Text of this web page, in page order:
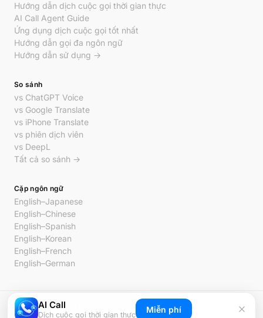
Hướng dẫn dịch cuộc gọi thời gian thực
AI Call Agent Guide
Ứng dụng dịch cuộc gọi tốt nhất
Hướng dẫn gọi đa ngôn ngữ
Hướng dẫn sử dụng →
So sánh
vs ChatGPT Voice
vs Google Translate
vs iPhone Translate
vs phiên dịch viên
vs DeepL
Tất cả so sánh →
Cặp ngôn ngữ
English–Japanese
English–Chinese
English–Spanish
English–Korean
English–French
English–German
© 2026 AI Call. Mọi quyền được bảo lưu.
AI Call
Dịch cuộc gọi thời gian thực
Miễn phí